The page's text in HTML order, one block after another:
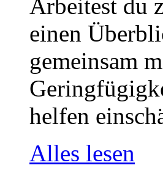
Arbeitest du
einen
gemeinsam
helfen
Alles lesen